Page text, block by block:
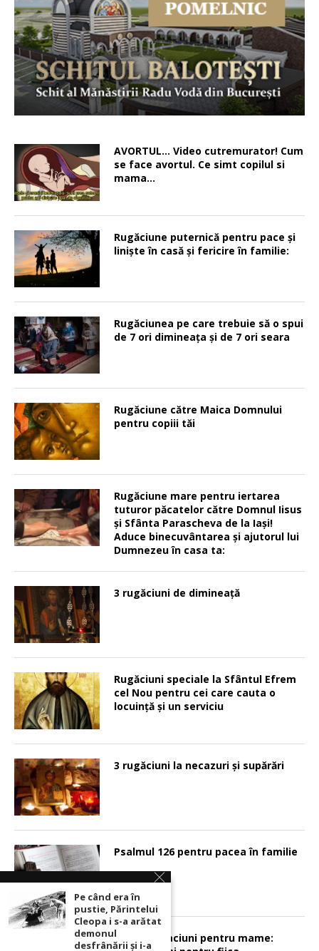
AVORTUL… Video cutremurator! Cum
se face avortul. Ce simt copilul si
mama…
Rugăciune puternică pentru pace şi
linişte în casă şi fericire în familie:
Rugăciunea pe care trebuie să o spui
de 7 ori dimineața și de 7 ori seara
Rugăciune către Maica Domnului
pentru copiii tăi
Rugăciune mare pentru iertarea
tuturor păcatelor către Domnul Iisus
şi Sfânta Parascheva de la Iaşi!
Aduce binecuvântarea şi ajutorul lui
Dumnezeu în casa ta:
3 rugăciuni de dimineață
Rugăciuni speciale la Sfântul Efrem
cel Nou pentru cei care cauta o
locuinţă şi un serviciu
3 rugăciuni la necazuri și supărări
Psalmul 126 pentru pacea în familie
Sunt 2 rugaciuni pentru mame:
Pe când era în
pustie, Părintelui
Cleopa i s-a arătat
demonul
desfrânării şi i-a